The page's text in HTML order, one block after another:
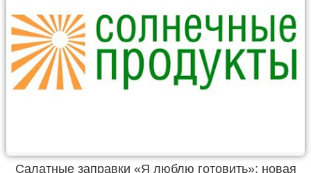
Салатные заправки «Я люблю готовить»: новая